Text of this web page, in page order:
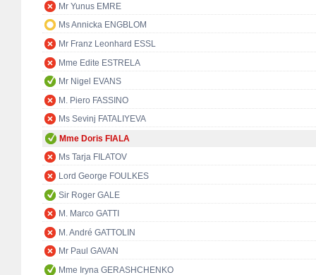
Mr Yunus EMRE
Ms Annicka ENGBLOM
Mr Franz Leonhard ESSL
Mme Edite ESTRELA
Mr Nigel EVANS
M. Piero FASSINO
Ms Sevinj FATALIYEVA
Mme Doris FIALA
Ms Tarja FILATOV
Lord George FOULKES
Sir Roger GALE
M. Marco GATTI
M. André GATTOLIN
Mr Paul GAVAN
Mme Iryna GERASHCHENKO